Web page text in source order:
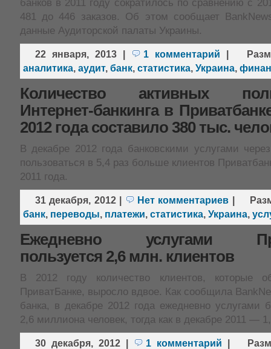
банков в 2011 году сократилось по сравнению с
481 до 446 заказов. Об этом сообщает
данные Аудиторской палаты Украины.
22 января, 2013| 1 комментарий
аналитика, аудит, банк, статистика, Украина,
Количество активных
Интернет-банкинга в
2012 года составило 380 тыс.
В декабре 2012 года банковскими услугами
пользоваться в 5,4 раз больше клиентов
2011 года.
31 декабря, 2012| Нет комментариев
банк, переводы, платежи, статистика, Украина,
Ежедневно услугами
пользуется 2,6 млн. клиентов
В 2012 году количество клиентов, которые
ПриватБанке, выросло вдвое. Как сообщила
банка, в декабре 2012 года ежедневно услугами
2,6 миллиона человек, тогда как в декабре 2011 —
30 декабря, 2012| 1 комментарий